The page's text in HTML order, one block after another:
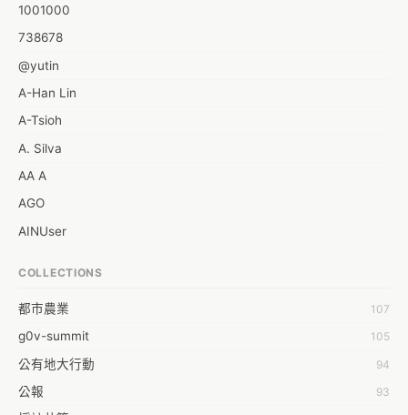
1001000
738678
@yutin
A-Han Lin
A-Tsioh
A. Silva
AA A
AGO
AINUser
Aaron Chen
Abby Chen
Abby Wu
Achernar Tseng
COLLECTIONS
都市農業 107
g0v-summit 105
公有地大行動 94
公報 93